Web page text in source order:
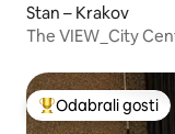
Stan – Krakov
The VIEW_City
Među najviše
Odabrali gosti